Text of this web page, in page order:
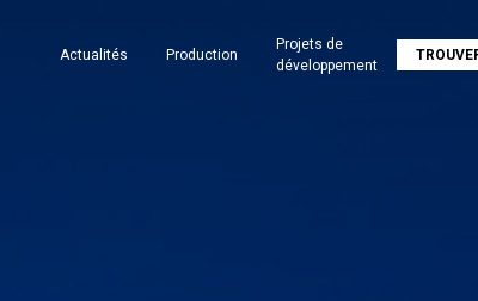
Actualités Production
Projets de
développement